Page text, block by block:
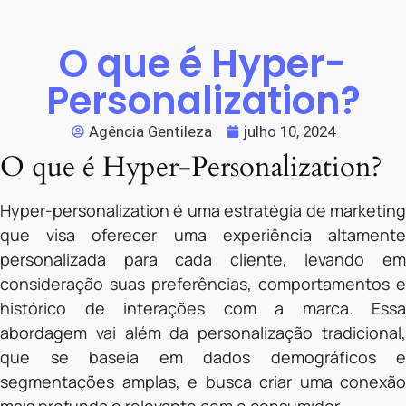
O que é Hyper-
Personalization?
Agência Gentileza julho 10, 2024
O que é Hyper-Personalization?
Hyper-personalization é uma estratégia de marketing
que visa oferecer uma experiência altamente
personalizada para cada cliente, levando em
consideração suas preferências, comportamentos e
histórico de interações com a marca. Essa
abordagem vai além da personalização tradicional,
que se baseia em dados demográficos e
segmentações amplas, e busca criar uma conexão